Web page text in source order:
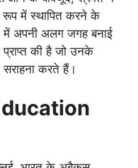
रूप में स्थापित करने के
में अपनी अलग जगह बनाई
की है जो उनके
करते हैं।